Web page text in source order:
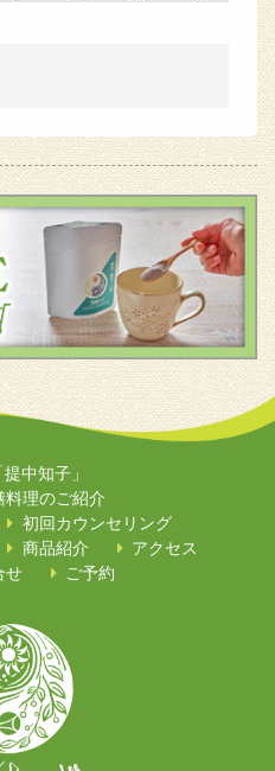
中知子」
料理のご紹介
初回カウンセリング
商品紹介
アクセス
せ ご予約